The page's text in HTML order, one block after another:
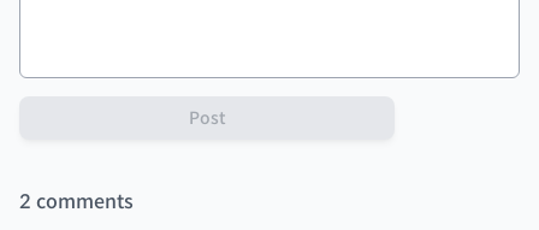
Post
2 comments